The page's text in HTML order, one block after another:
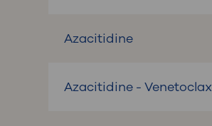
Azacitidine
Azacitidine - Venetoclax